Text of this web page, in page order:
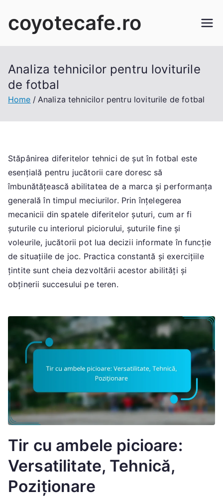
coyotecafe.ro
Analiza tehnicilor pentru loviturile
de fotbal
Home Analiza tehnicilor pentru loviturile de fotbal
Stăpânirea diferitelor tehnici de șut în fotbal este
esențială pentru jucătorii care doresc să
îmbunătățească abilitatea de a marca și performanța
generală în timpul meciurilor. Prin înțelegerea
mecanicii din spatele diferitelor șuturi, cum ar fi
șuturile cu interiorul piciorului, șuturile fine și
voleurile, jucătorii pot lua decizii informate în funcție
de situațiile de joc. Practica constantă și exercițiile
țintite sunt cheia dezvoltării acestor abilități și
obținerii succesului pe teren.
Tir cu ambele picioare:
Versatilitate, Tehnică,
Poziționare